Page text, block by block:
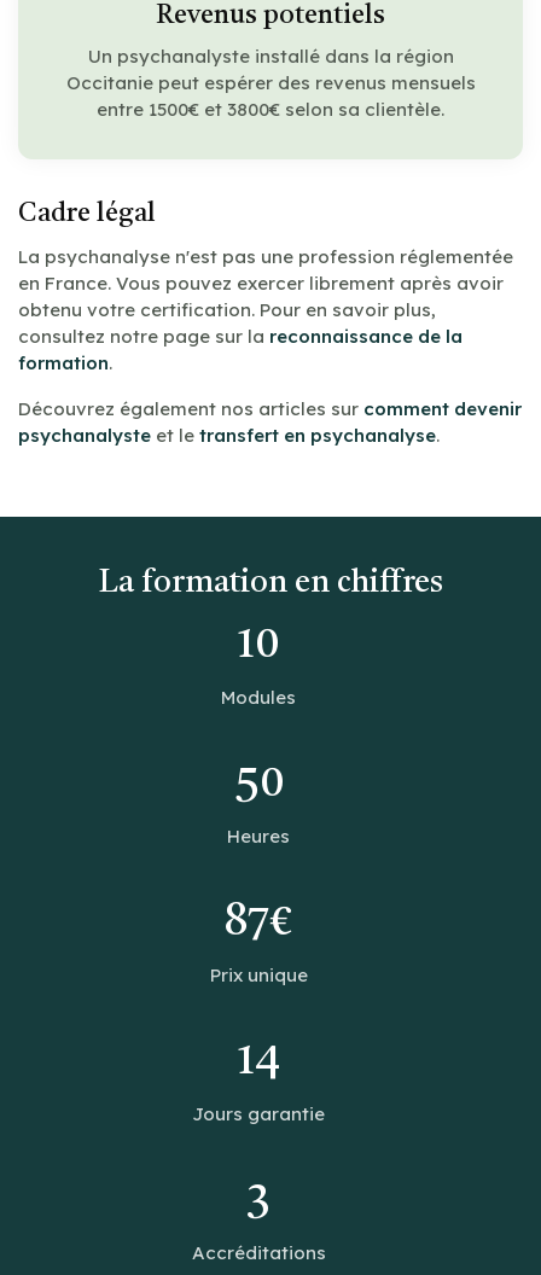
Revenus potentiels
Un psychanalyste installé dans la région
Occitanie peut espérer des revenus mensuels
entre 1500€ et 3800€ selon sa clientèle.
Cadre légal
La psychanalyse n'est pas une profession réglementée
en France. Vous pouvez exercer librement après avoir
obtenu votre certification. Pour en savoir plus,
consultez notre page sur la reconnaissance de la
formation.
Découvrez également nos articles sur comment devenir
psychanalyste et le transfert en psychanalyse.
La formation en chiffres
10
Modules
50
Heures
87€
Prix unique
14
Jours garantie
3
Accréditations